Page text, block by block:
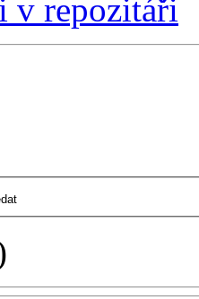
v repozitáři